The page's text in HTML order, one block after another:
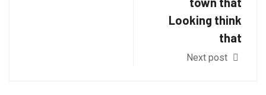
Looking think
that
Next post